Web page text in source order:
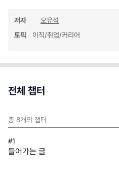
저자
오유석
토픽
이직/취업/커리어
전체 챕터
총 8개의 챕터
#1
들어가는 글